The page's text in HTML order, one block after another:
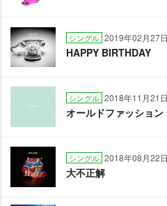
シングル 2019年02月27
HAPPY BIRTHDAY
シングル 2018年11月21
オールドファッション
シングル 2018年08月22
大不正解